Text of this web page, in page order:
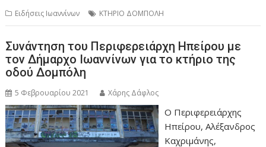
Ειδήσεις Ιωαννίνων ΚΤΗΡΙΟ ΔΟΜΠΟΛΗ
Συνάντηση του Περιφερειάρχη Ηπείρου με
τον Δήμαρχο Ιωαννίνων για το κτήριο της
οδού Δομπόλη
5 Φεβρουαρίου 2021 Χάρης Δάφλος
Ο Περιφερειάρχης
Ηπείρου, Αλέξανδρος
Καχριμάνης,